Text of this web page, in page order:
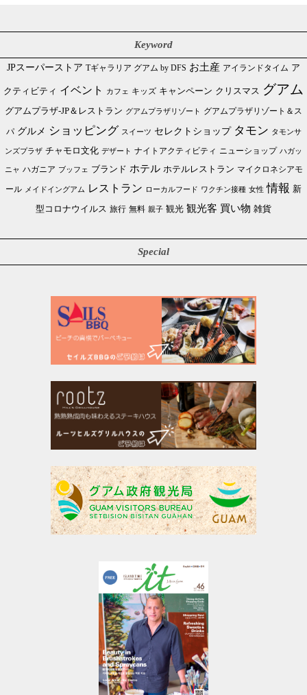
Keyword
JPスーパーストア Tギャラリア グアム by DFS お土産 アイランドタイム ア
クティビティ イベント カフェ キッズ キャンペーン クリスマス グアム
グアムプラザ-JP＆レストラン グアムプラザリゾート グアムプラザリゾート＆ス
パ グルメ ショッピング スイーツ セレクトショップ タモン タモンサ
ンズプラザ チャモロ文化 デザート ナイトアクティビティ ニューショップ ハガッ
ニャ ハガニア ブッフェ ブランド ホテル ホテルレストラン マイクロネシアモ
ール メイドイングアム レストラン ローカルフード ワクチン接種 女性 情報 新
型コロナウイルス 旅行 無料 親子 観光 観光客 買い物 雑貨
Special